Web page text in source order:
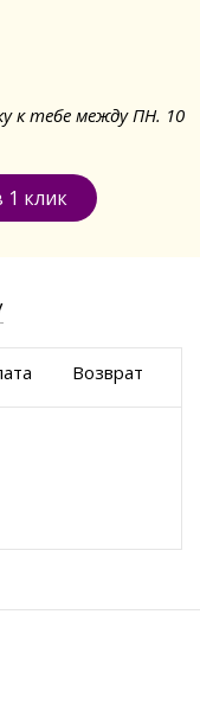
к тебе между ПН. 10
1 клик
Возврат